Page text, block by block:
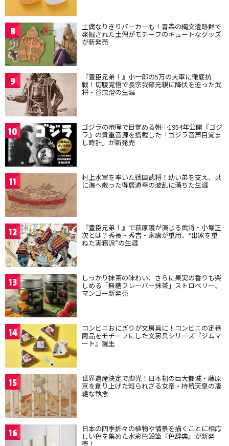
8 土偶なりきりパーカーも！青森の縄文遺跡群で
発掘された土偶がモチーフのキュートなグッズ
が新発売
9 『豊臣兄弟！』小一郎の5万の大軍に徹底抗
戦！切腹覚悟で長宗我部元親に降伏を迫った武
将・谷忠澄の生涯
10 ゴジラの咆哮で目覚める朝…1954年公開『ゴジ
ラ』の貴重音源を搭載した「ゴジラ音声目覚ま
し時計」が新発売
11 村上水軍を率いた戦国武将！幼い弟を支え、共
に海へ散った得居通幸の波乱に満ちた生涯
12 『豊臣兄弟！』で萩原護が演じる武将・小堀正
次とは？秀長・秀吉・家康が重用、“出家を重
ねた実務派”の生涯
13 しっかり抹茶の味わい、さらに果実の香りも楽
しめる「無糖フレーバー抹茶」ストロベリー、
マンゴー新発売
14 コンビニおにぎりが文房具に！コンビニの定番
商品をモチーフにした文房具シリーズ『ジムマ
ート』誕生
15 世界遺産決定で脚光！日本初の巨大都城・藤原
京を創り上げた知られざる女帝・持統天皇の凄
絶な執念
16 日本の四季折々の植物や情景を描くことに相応
しい色を集めた水彩色鉛筆『色辞典』が新発
売！